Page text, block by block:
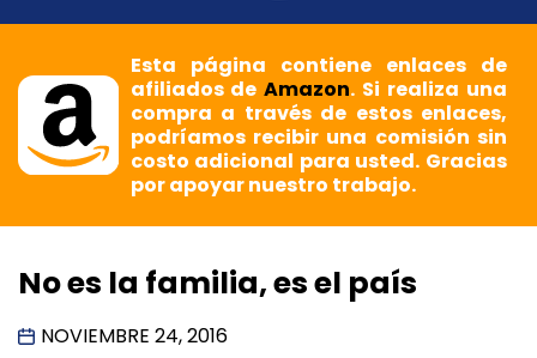
Esta página contiene enlaces de
afiliados deAmazon. Si realiza una
compra a través de estos enlaces,
podríamos recibir una comisión sin
costo adicional para usted. Gracias
por apoyar nuestro trabajo.
No es la familia, es el país
NOVIEMBRE 24, 2016